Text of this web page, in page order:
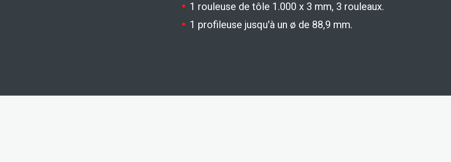
1 rouleuse de tôle 1.000 x 3 mm, 3 rouleaux.
1 profileuse jusqu'à un ø de 88,9 mm.